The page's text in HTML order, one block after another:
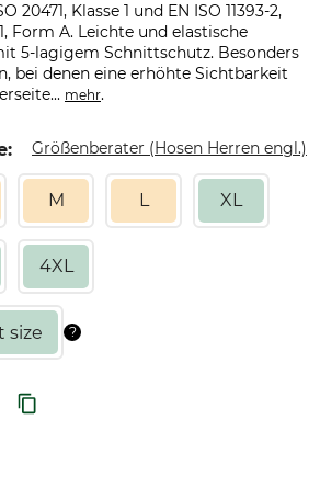
20471, Klasse 1 und EN ISO 11393-2,
Form A. Leichte und elastische
5-lagigem Schnittschutz. Besonders
bei denen eine erhöhte Sichtbarkeit
mehr.
Größenberater (Hosen Herren engl.)
M L XL
4XL